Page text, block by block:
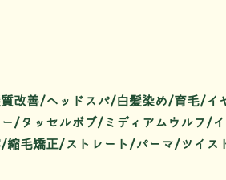
改善/ヘッドスパ/白髪染め/育毛/イ
/タッセルボブ/ミディアムウルフ/
縮毛矯正/ストレート/パーマ/ツイス